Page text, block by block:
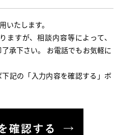
たします。
すが、相談内容等によって、
承下さい。 お電話でもお気軽に
記の「入力内容を確認する」ボ